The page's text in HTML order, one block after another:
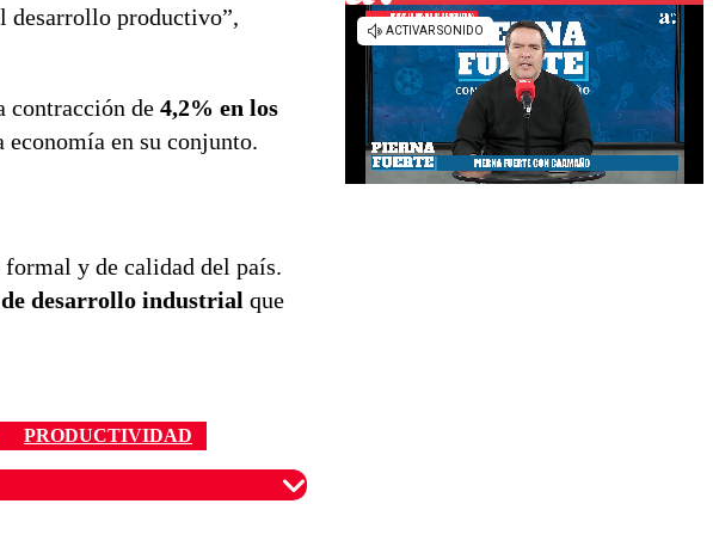
desarrollo productivo”,
contracción de 4,2% en los
en su conjunto.
y de calidad del país.
desarrollo industrial que
PRODUCTIVIDAD